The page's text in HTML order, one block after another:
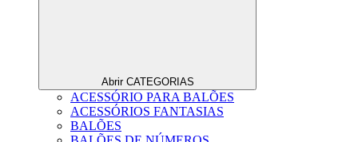
Abrir CATEGORIAS
ACESSÓRIO PARA BALÕES
ACESSÓRIOS FANTASIAS
BALÕES